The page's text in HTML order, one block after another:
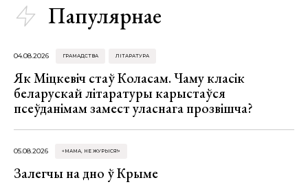
Папулярнае
04.08.2026 ГРАМАДСТВА ЛІТАРАТУРА
Як Міцкевіч стаў Коласам. Чаму класік
беларускай літаратуры карыстаўся
псеўданімам замест уласнага прозвішча?
05.08.2026 «МАМА, НЕ ЖУРЫСЯ!»
Залегчы на дно ў Крыме